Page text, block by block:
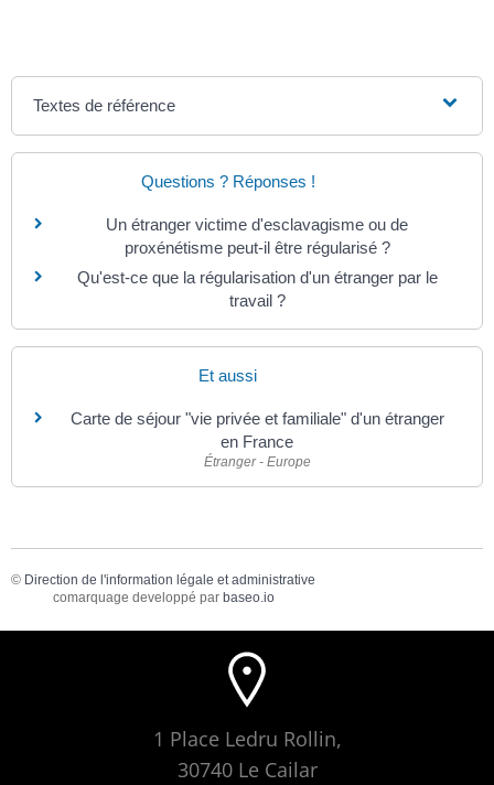
Textes de référence
Questions ? Réponses !
Un étranger victime d'esclavagisme ou de
proxénétisme peut-il être régularisé ?
Qu'est-ce que la régularisation d'un étranger par le
travail ?
Et aussi
Carte de séjour "vie privée et familiale" d'un étranger
en France
Étranger - Europe
© Direction de l'information légale et administrative
comarquage developpé par baseo.io
1 Place Ledru Rollin,
30740 Le Cailar